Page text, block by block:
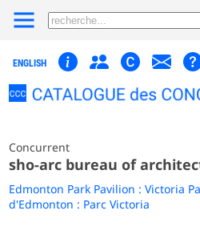
ENGLISH
Concurrent
sho-arc bureau of
Edmonton Park Pavilion : Victoria
d'Edmonton : Parc Victoria